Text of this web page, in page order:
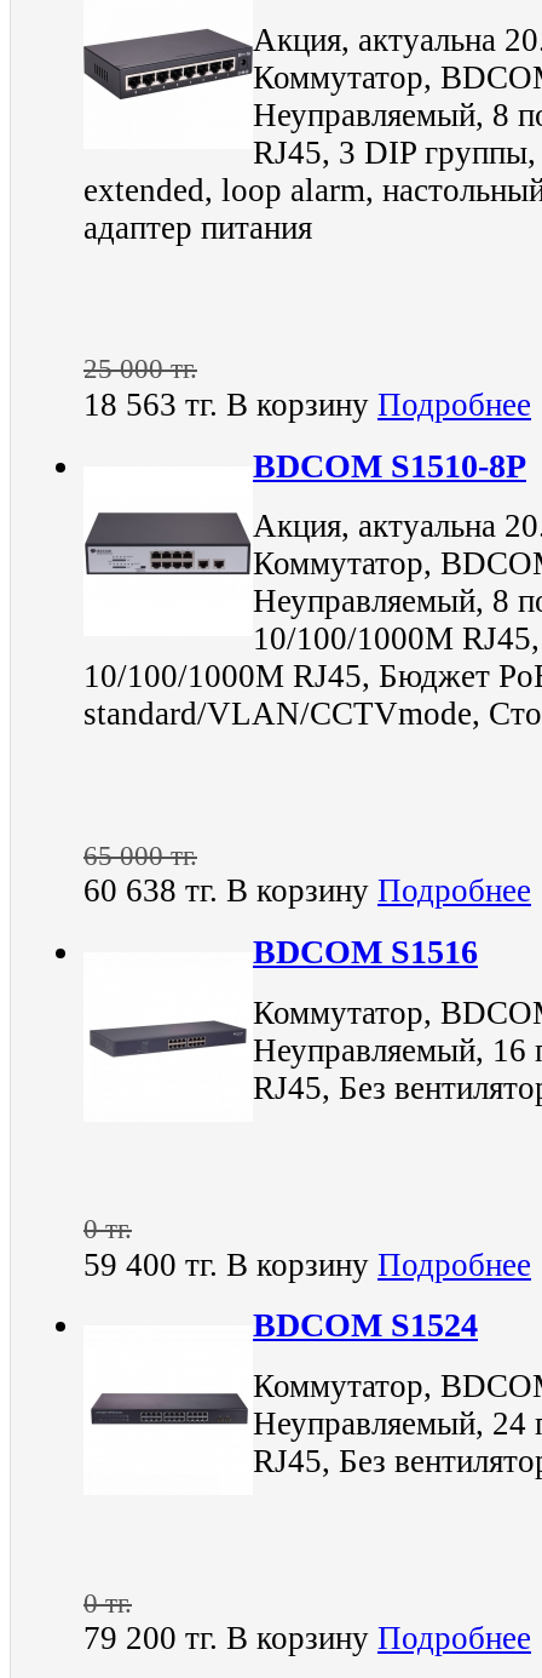
Акция, актуальна
Коммутатор,
Неуправляемый, 8
RJ45, 3 DIP
extended, loop alarm,
адаптер питания
25 000 тг.
18 563 тг. В корзину Подробнее
BDCOM S1510-8P
Акция, актуальна
Коммутатор,
Неуправляемый, 8
10/100/1000M
10/100/1000M RJ45, Бюджет
standard/VLAN/CCTVmode,
65 000 тг.
60 638 тг. В корзину Подробнее
BDCOM S1516
Коммутатор,
Неуправляемый, 16
RJ45, Без
0 тг.
59 400 тг. В корзину Подробнее
BDCOM S1524
Коммутатор,
Неуправляемый, 24
RJ45, Без
0 тг.
79 200 тг. В корзину Подробнее